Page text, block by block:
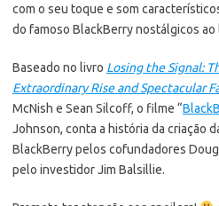
com o seu toque e som
do famoso BlackBerry nostálgicos ao
Baseado no livro Losing the Signal:
Extraordinary Rise and Spectacular
McNish e Sean Silcoff, o filme “
Johnson, conta a história da criação
BlackBerry pelos cofundadores
pelo investidor Jim Balsillie.